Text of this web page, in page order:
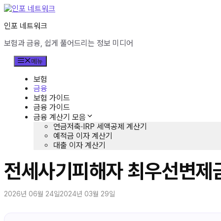
컨
츠
건
인포 네트워크
보험과 금융, 쉽게 풀어드리는 정보 미디어
메뉴
보험
금융
보험 가이드
금융 가이드
금융 계산기 모음
연금저축·IRP 세액공제 계산기
예적금 이자 계산기
대출 이자 계산기
전세사기피해자 최우선변제
2026년 06월 24일2024년 03월 29일